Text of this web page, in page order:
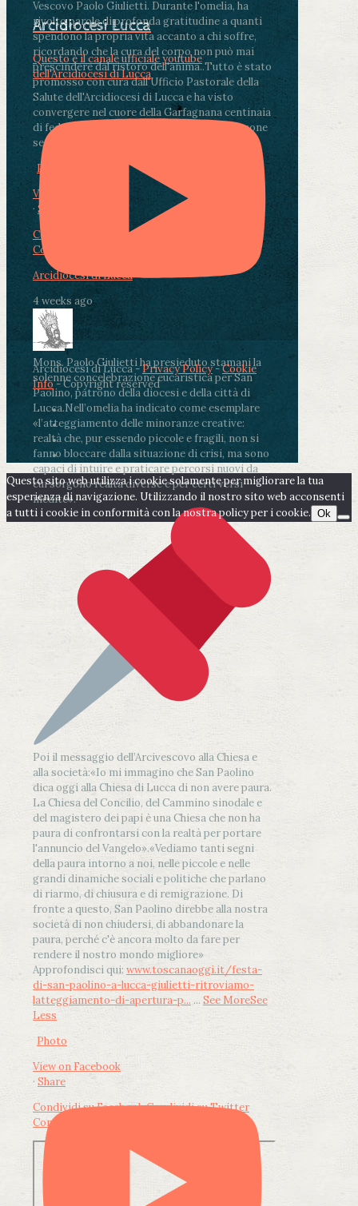
Vescovo Paolo Giulietti. Durante l'omelia, ha
rivolto parole di profonda gratitudine a quanti
spendono la propria vita accanto a chi soffre,
ricordando che la cura del corpo non può mai
prescindere dal ristoro dell'anima..Tutto è stato
promosso con cura dall'Ufficio Pastorale della
Salute dell'Arcidiocesi di Lucca e ha visto
convergere nel cuore della Garfagnana centinaia
di fedeli, operatori sanitari, volontari e persone
segnate dalla malattia.
Photo
View on Facebook
· Share
Condividi su Facebook
Condividi su LinkedIn
Arcidiocesi di Lucca
4 weeks ago
Mons. Paolo Giulietti ha presieduto stamani la
solenne concelebrazione eucaristica per San
Paolino, patrono della diocesi e della città di
Lucca.Nell’omelia ha indicato come esemplare
«l’atteggiamento delle minoranze creative:
realtà che, pur essendo piccole e fragili, non si
fanno bloccare dalla situazione di crisi, ma sono
capaci di intuire e praticare percorsi nuovi da
cui sorgono realtà diverse e per certi versi
inedite».
Poi il messaggio dell’Arcivescovo alla Chiesa e
alla società:«Io mi immagino che San Paolino
dica oggi alla Chiesa di Lucca di non avere paura.
La Chiesa del Concilio, del Cammino sinodale e
del magistero dei papi è una Chiesa che non ha
paura di confrontarsi con la realtà per portare
l'annuncio del Vangelo».«Vediamo tanti segni
della paura intorno a noi, nelle piccole e nelle
grandi dinamiche sociali e politiche che parlano
di riarmo, di chiusura e di remigrazione. Di
fronte a questo, San Paolino direbbe alla nostra
società di non chiudersi, di abbandonare la
paura, perché c'è ancora molto da fare per
rendere il nostro mondo migliore»
Approfondisci qui: www.toscanaoggi.it/festa-
di-san-paolino-a-lucca-giulietti-ritroviamo-
latteggiamento-di-apertura-p... ... See MoreSee
Less
Photo
View on Facebook
· Share
Condividi su FacebookCondividi su Twitter
Condividi su LinkedIn
Arcidiocesi Lucca
Questo è il canale ufficiale youtube
dell'Arcidiocesi di Lucca
Arcidiocesi di Lucca -Privacy Policy-Cookie
Info- Copyright reserved
Questo sito web utilizza i cookie solamente per migliorare la tua
esperienza di navigazione. Utilizzando il nostro sito web acconsenti
a tutti i cookie in conformità con la nostra policy per i cookie. Ok